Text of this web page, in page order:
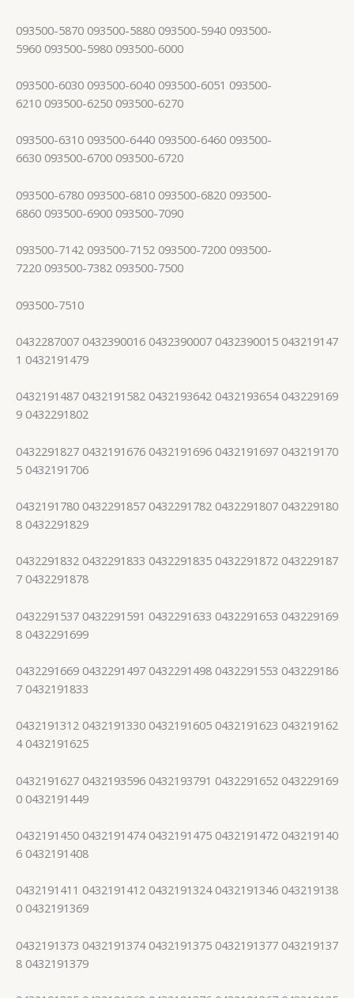
093500-5870 093500-5880 093500-5940 093500-
5960 093500-5980 093500-6000
093500-6030 093500-6040 093500-6051 093500-
6210 093500-6250 093500-6270
093500-6310 093500-6440 093500-6460 093500-
6630 093500-6700 093500-6720
093500-6780 093500-6810 093500-6820 093500-
6860 093500-6900 093500-7090
093500-7142 093500-7152 093500-7200 093500-
7220 093500-7382 093500-7500
093500-7510
0432287007 0432390016 0432390007 0432390015 043219147
1 0432191479
0432191487 0432191582 0432193642 0432193654 043229169
9 0432291802
0432291827 0432191676 0432191696 0432191697 043219170
5 0432191706
0432191780 0432291857 0432291782 0432291807 043229180
8 0432291829
0432291832 0432291833 0432291835 0432291872 043229187
7 0432291878
0432291537 0432291591 0432291633 0432291653 043229169
8 0432291699
0432291669 0432291497 0432291498 0432291553 043229186
7 0432191833
0432191312 0432191330 0432191605 0432191623 043219162
4 0432191625
0432191627 0432193596 0432193791 0432291652 043229169
0 0432191449
0432191450 0432191474 0432191475 0432191472 043219140
6 0432191408
0432191411 0432191412 0432191324 0432191346 043219138
0 0432191369
0432191373 0432191374 0432191375 0432191377 043219137
8 0432191379